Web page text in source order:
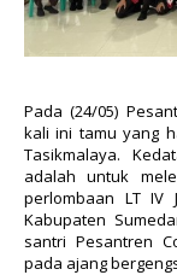
Pada (24/05)
kali ini tamu yang
Tasikmalaya.
adalah untuk
perlombaan LT IV
Kabupaten
santri Pesantren
pada ajang